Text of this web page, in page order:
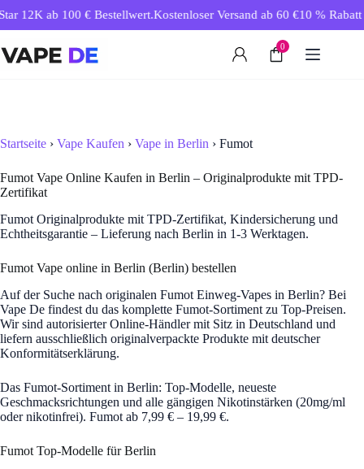
Inhalt12K ab 100 € Bestellwert.Kostenloser Versand ab 60 € 10 % Rabatt
0
Startseite › Vape Kaufen › Vape in Berlin › Fumot
Fumot Vape Online Kaufen in Berlin – Originalprodukte mit TPD-
Zertifikat
Fumot Originalprodukte mit TPD-Zertifikat, Kindersicherung und
Echtheitsgarantie – Lieferung nach Berlin in 1-3 Werktagen.
Fumot Vape online in Berlin (Berlin) bestellen
Auf der Suche nach originalen Fumot Einweg-Vapes in Berlin? Bei
Vape De findest du das komplette Fumot-Sortiment zu Top-Preisen.
Wir sind autorisierter Online-Händler mit Sitz in Deutschland und
liefern ausschließlich originalverpackte Produkte mit deutscher
Konformitätserklärung.
Das Fumot-Sortiment in Berlin: Top-Modelle, neueste
Geschmacksrichtungen und alle gängigen Nikotinstärken (20mg/ml
oder nikotinfrei). Fumot ab 7,99 € – 19,99 €.
Fumot Top-Modelle für Berlin